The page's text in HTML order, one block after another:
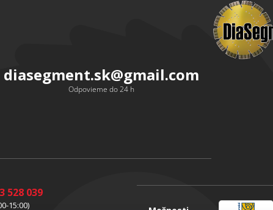
diasegment.sk@gmail.com
Odpovieme do 24 h
528 039
15:00)